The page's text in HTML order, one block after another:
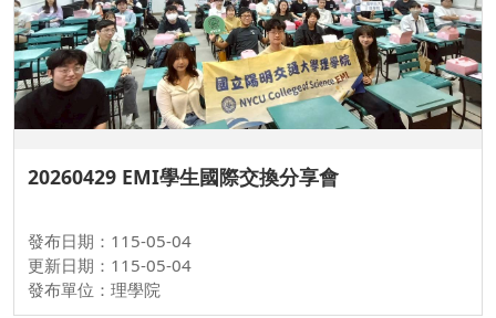
20260429 EMI學生國際交換分享會
發布日期：115-05-04
更新日期：115-05-04
發布單位：理學院